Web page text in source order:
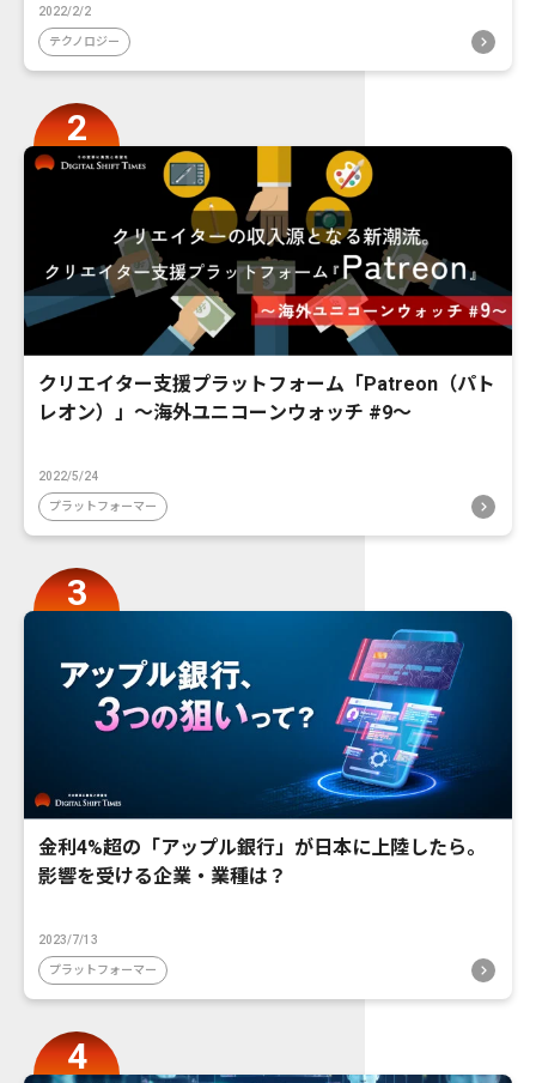
2022/2/2
テクノロジー
クリエイター支援プラットフォーム「Patreon（パト
レオン）」〜海外ユニコーンウォッチ #9〜
2022/5/24
プラットフォーマー
金利4%超の「アップル銀行」が日本に上陸したら。
影響を受ける企業・業種は？
2023/7/13
プラットフォーマー